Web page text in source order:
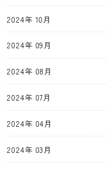
2024年 10月
2024年 09月
2024年 08月
2024年 07月
2024年 04月
2024年 03月